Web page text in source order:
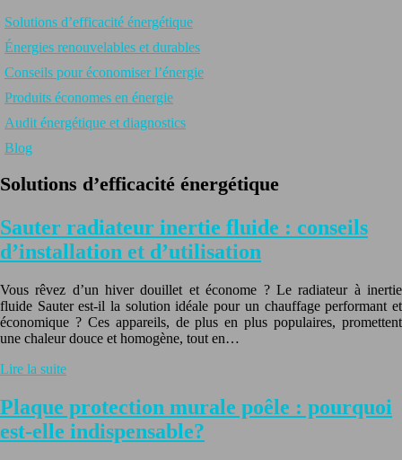
Solutions d’efficacité énergétique
Énergies renouvelables et durables
Conseils pour économiser l’énergie
Produits économes en énergie
Audit énergétique et diagnostics
Blog
Solutions d’efficacité énergétique
Sauter radiateur inertie fluide : conseils
d’installation et d’utilisation
Vous rêvez d’un hiver douillet et économe ? Le radiateur à inertie
fluide Sauter est-il la solution idéale pour un chauffage performant et
économique ? Ces appareils, de plus en plus populaires, promettent
une chaleur douce et homogène, tout en…
Lire la suite
Plaque protection murale poêle : pourquoi
est-elle indispensable?